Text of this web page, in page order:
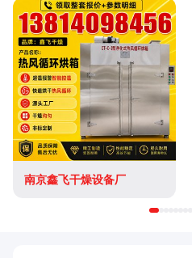
南京鑫飞干燥设备厂